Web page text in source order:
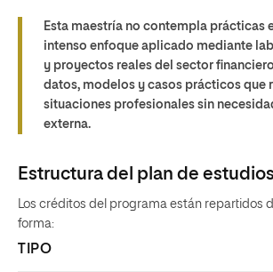
Esta maestría no contempla prácticas
intenso enfoque aplicado mediante
y proyectos reales del sector
datos, modelos y casos prácticos que
situaciones profesionales sin
externa.
Estructura del plan de estudios
Los créditos del programa están repartidos
forma:
TIPO